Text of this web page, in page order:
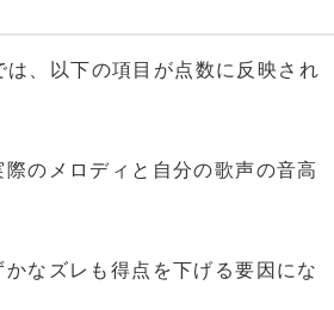
、以下の項目が点数に反映され
際のメロディと自分の歌声の音高
なズレも得点を下げる要因にな